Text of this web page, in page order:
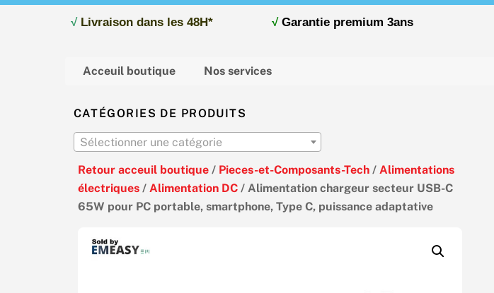
√ Livraison dans les 48H* √ Garantie premium 3ans
Acceuil boutique Nos services
CATÉGORIES DE PRODUITS
Sélectionner une catégorie
Retour acceuil boutique/ Pieces-et-Composants-Tech/ Alimentations
électriques/ Alimentation DC/ Alimentation chargeur secteur USB-C
65W pour PC portable, smartphone, Type C, puissance adaptative